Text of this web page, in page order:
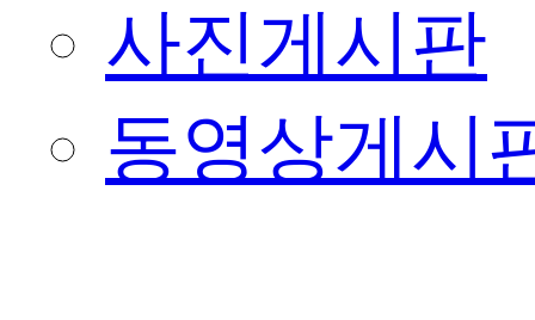
사진게시판
동영상게시